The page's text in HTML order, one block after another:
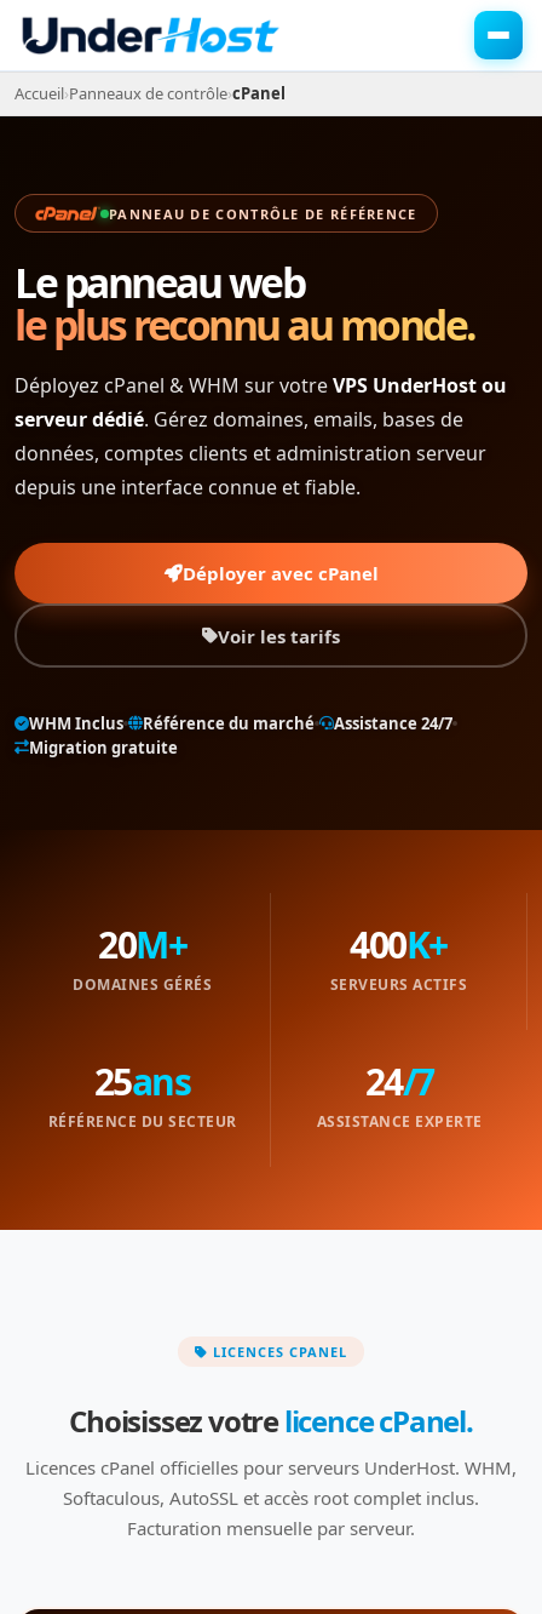
Accueil›Panneaux de contrôle›cPanel
PANNEAU DE CONTRÔLE DE RÉFÉRENCE
Le panneau web
le plus reconnu au monde.
Déployez cPanel & WHM sur votreVPS UnderHost ou
serveur dédié. Gérez domaines, emails, bases de
données, comptes clients et administration serveur
depuis une interface connue et fiable.
Déployer avec cPanel
Voir les tarifs
WHM Inclus Référence du marché
Assistance 24/7
Migration gratuite
20M+
DOMAINES GÉRÉS
400K+
SERVEURS ACTIFS
25ans
RÉFÉRENCE DU SECTEUR
24/7
ASSISTANCE EXPERTE
LICENCES CPANEL
Choisissez votrelicence cPanel.
Licences cPanel officielles pour serveurs UnderHost. WHM,
Softaculous, AutoSSL et accès root complet inclus.
Facturation mensuelle par serveur.